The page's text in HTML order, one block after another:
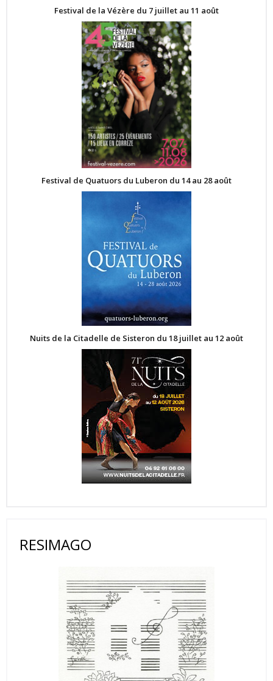
Festival de la Vézère du 7 juillet au 11 août
Festival de Quatuors du Luberon du 14 au 28 août
Nuits de la Citadelle de Sisteron du 18 juillet au 12 août
RESIMAGO